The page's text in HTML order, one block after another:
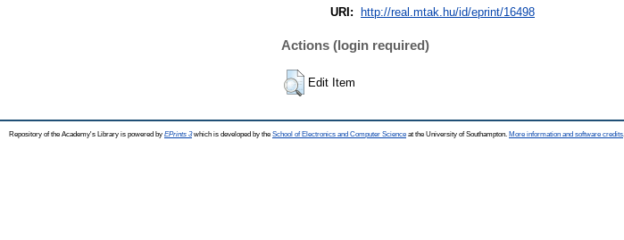
URI: http://real.mtak.hu/id/eprint/16498
Actions (login required)
Edit Item
Repository of the Academy's Library is powered by EPrints 3which is developed by the School of Electronics and Computer Science at the University of Southampton. More information and software credits